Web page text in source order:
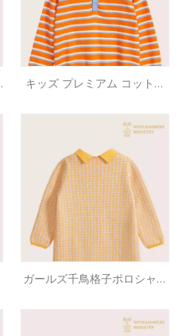
キッズ プレミアム コットン
ター |高級子供服OEMメーカ
ガールズ千鳥格子ポロシャツ